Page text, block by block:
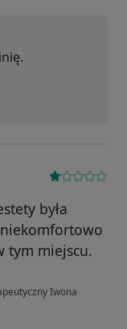
była
niekomfortowo
tym miejscu.
Iwona